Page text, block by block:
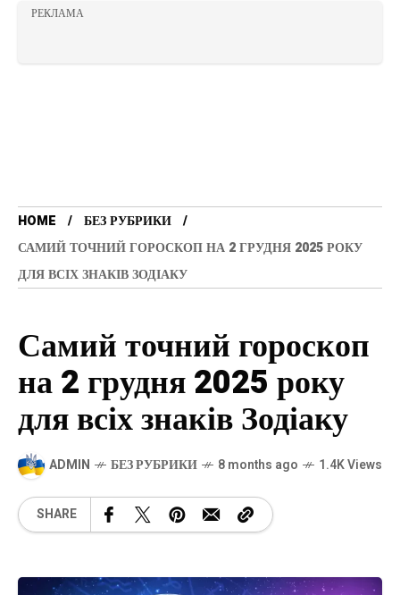
РЕКЛАМА
HOME
БЕЗ РУБРИКИ
САМИЙ ТОЧНИЙ ГОРОСКОП НА 2 ГРУДНЯ 2025 РОКУ
ДЛЯ ВСІХ ЗНАКІВ ЗОДІАКУ
Самий точний гороскоп
на 2 грудня 2025 року
для всіх знаків Зодіаку
ADMIN БЕЗ РУБРИКИ 8 months ago 1.4K Views
SHARE